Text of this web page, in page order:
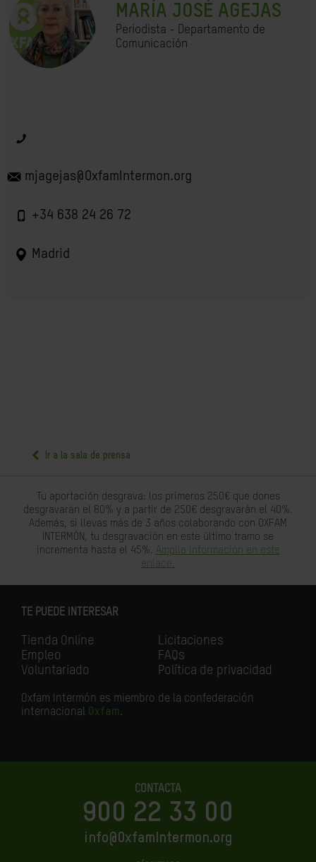
MARÍA JOSÉ AGEJAS
Periodista - Departamento de
Comunicación
mjagejas@OxfamIntermon.org
+34 638 24 26 72
Madrid
Ir a la sala de prensa
Tu aportación desgrava: los primeros 250€ que dones
desgravarán el 80% y a partir de 250€ desgravarán el 40%.
Además, si llevas más de 3 años colaborando con OXFAM
INTERMÓN, tu desgravación en este último tramo se
incrementa hasta el 45%. Amplia información en este
enlace.
TE PUEDE INTERESAR
Tienda Online
Empleo
Voluntariado
Licitaciones
FAQs
Política de privacidad
Oxfam Intermón es miembro de la confederación
internacional Oxfam.
CONTACTA
900 22 33 00
info@OxfamIntermon.org